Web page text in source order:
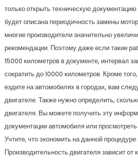
только открыть техническую
будет описана периодичность замены
многие производители значительно
рекомендации. Поэтому даже если такие
15000 километров в документе, интервал
сократить до 10000 километров. Кроме
ездите на автомобилях в городах, вам
двигателе. Также нужно определить,
двигателя. Вы можете получить эту
документации автомобиля или
Учтите, что экономить на данной
Производительность двигателя зависит от